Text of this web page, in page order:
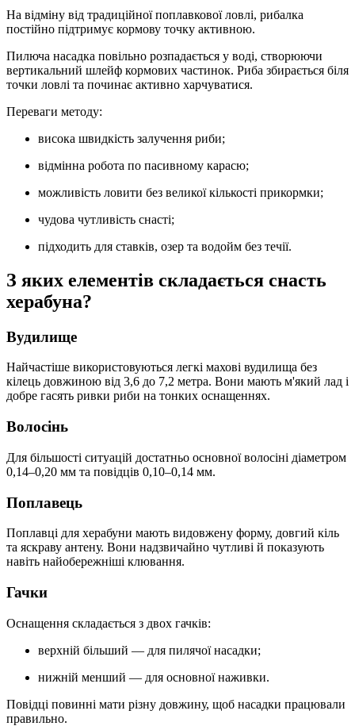
На відміну від традиційної поплавкової ловлі, рибалка
постійно підтримує кормову точку активною.
Пилюча насадка повільно розпадається у воді, створюючи
вертикальний шлейф кормових частинок. Риба збирається біля
точки ловлі та починає активно харчуватися.
Переваги методу:
висока швидкість залучення риби;
відмінна робота по пасивному карасю;
можливість ловити без великої кількості прикормки;
чудова чутливість снасті;
підходить для ставків, озер та водойм без течії.
З яких елементів складається снасть
херабуна?
Вудилище
Найчастіше використовуються легкі махові вудилища без
кілець довжиною від 3,6 до 7,2 метра. Вони мають м'який лад і
добре гасять ривки риби на тонких оснащеннях.
Волосінь
Для більшості ситуацій достатньо основної волосіні діаметром
0,14–0,20 мм та повідців 0,10–0,14 мм.
Поплавець
Поплавці для херабуни мають видовжену форму, довгий кіль
та яскраву антену. Вони надзвичайно чутливі й показують
навіть найобережніші клювання.
Гачки
Оснащення складається з двох гачків:
верхній більший — для пилячої насадки;
нижній менший — для основної наживки.
Повідці повинні мати різну довжину, щоб насадки працювали
правильно.